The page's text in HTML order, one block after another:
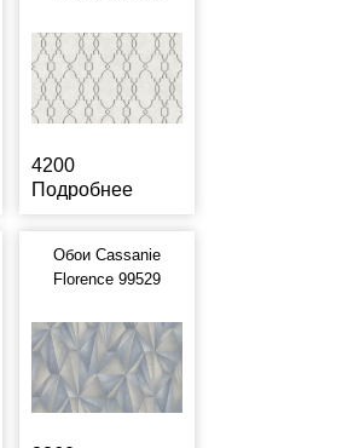
4200
Подробнее
Обои Cassanie
Florence 99529